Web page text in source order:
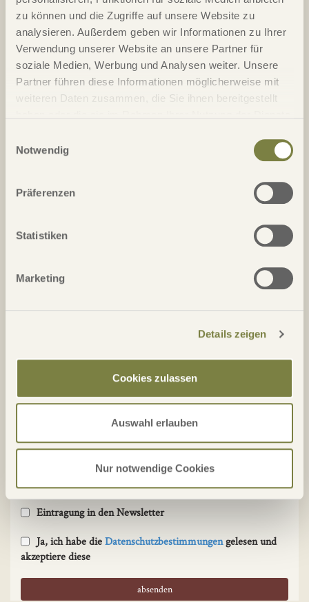
zu können und die Zugriffe auf unsere Website zu
analysieren. Außerdem geben wir Informationen zu Ihrer
Verwendung unserer Website an unsere Partner für
soziale Medien, Werbung und Analysen weiter. Unsere
Partner führen diese Informationen möglicherweise mit
weiteren Daten zusammen, die Sie ihnen bereitgestellt
Notwendig
Präferenzen
Statistiken
Marketing
Details zeigen
Cookies zulassen
Auswahl erlauben
Nur notwendige Cookies
Handicap
Straße / Nr.*
Anmerkung
3. Kontaktaufnahme
Eintragung in den Newsletter
Ja, ich habe dieDatenschutzbestimmungengelesen und
akzeptiere diese